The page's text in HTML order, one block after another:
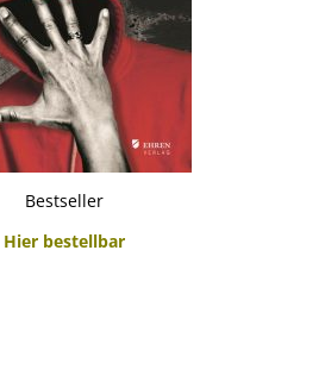
Bestseller
Hier bestellbar